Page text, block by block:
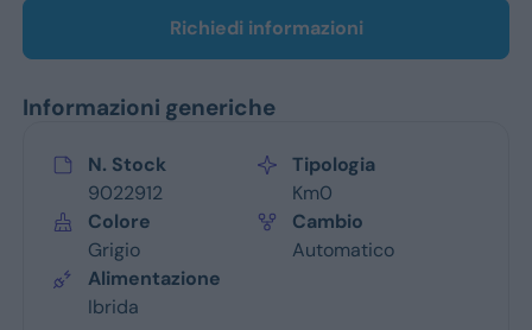
Renault
Vedi tutti i marchi
Richiedi informazioni
Informazioni generiche
N. Stock
9022912
Tipologia
Km0
Colore
Grigio
Cambio
Automatico
Alimentazione
Ibrida